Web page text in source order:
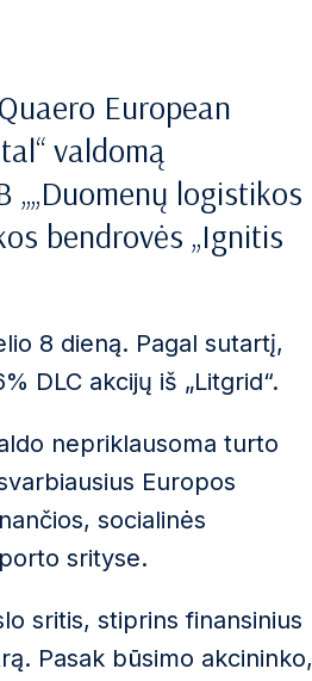
European
valdomą
logistikos
bendrovės „Ignitis
8 dieną. Pagal sutartį,
DLC akcijų iš „Litgrid“.
nepriklausoma turto
Europos
socialinės
srityse.
sritis, stiprins finansinius
Pasak būsimo akcininko,